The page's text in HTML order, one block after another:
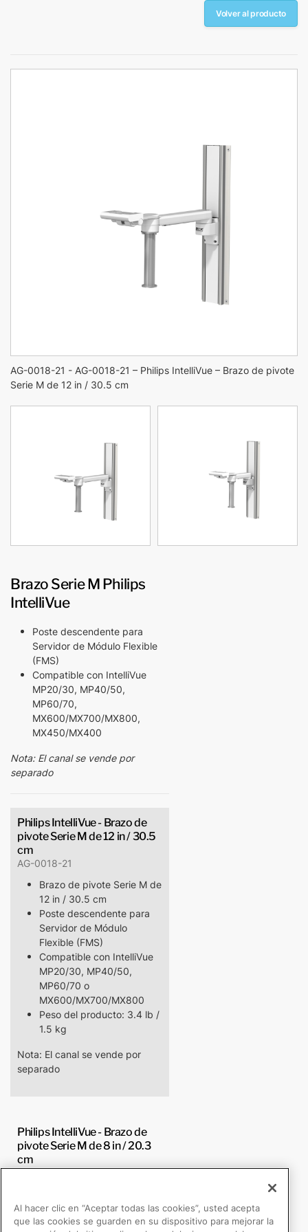
Volver al producto
AG-0018-21 - AG-0018-21 – Philips IntelliVue – Brazo de pivote
Serie M de 12 in / 30.5 cm
Brazo Serie M Philips
IntelliVue
Poste descendente para
Servidor de Módulo Flexible
(FMS)
Compatible con IntelliVue
MP20/30, MP40/50,
MP60/70,
MX600/MX700/MX800,
MX450/MX400
Nota: El canal se vende por
separado
Philips IntelliVue - Brazo de
pivote Serie M de 12 in / 30.5
cm
AG-0018-21
Brazo de pivote Serie M de
12 in / 30.5 cm
Poste descendente para
Servidor de Módulo
Flexible (FMS)
Compatible con IntelliVue
MP20/30, MP40/50,
MP60/70 o
MX600/MX700/MX800
Peso del producto: 3.4 lb /
1.5 kg
Nota: El canal se vende por
separado
Philips IntelliVue - Brazo de
pivote Serie M de 8 in / 20.3
cm
AG-0018-22
8 in / 20.3 cm
Poste descendente para
Al hacer clic en “Aceptar todas las cookies”, usted acepta
que las cookies se guarden en su dispositivo para mejorar la